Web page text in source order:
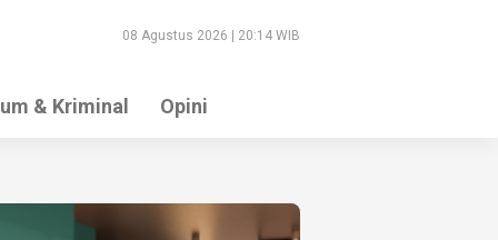
08 Agustus 2026 | 20:14 WIB
& Kriminal Opini